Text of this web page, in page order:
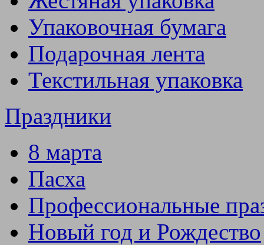
Упаковочная бумага
Подарочная лента
Текстильная упаковка
Праздники
8 марта
Пасха
Профессиональные
Новый год и Рождество